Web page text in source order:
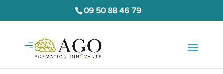
09 50 88 46 79